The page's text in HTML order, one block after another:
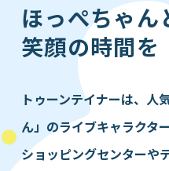
ほっぺちゃん
笑顔の時間を
トゥーンテイナーは、人
ん」のライブキャラクタ
ショッピングセンターや